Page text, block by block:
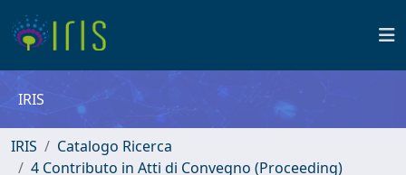
IRIS
IRIS
Catalogo Ricerca
4 Contributo in Atti di Convegno (Proceeding)